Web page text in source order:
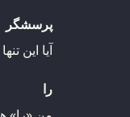
پرسشگر
آیا این
را